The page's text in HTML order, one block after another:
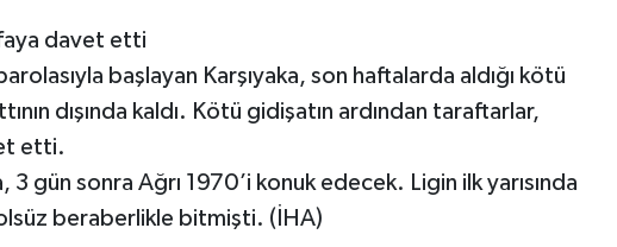
davet etti
başlayan Karşıyaka, son haftalarda aldığı kötü
dışında kaldı. Kötü gidişatın ardından taraftarlar,
etti.
3 gün sonra Ağrı 1970’i konuk edecek. Ligin ilk yarısında
beraberlikle bitmişti. (İHA)